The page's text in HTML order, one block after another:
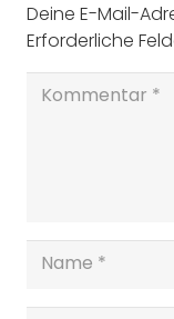
Deine E-Mail-
Erforderliche